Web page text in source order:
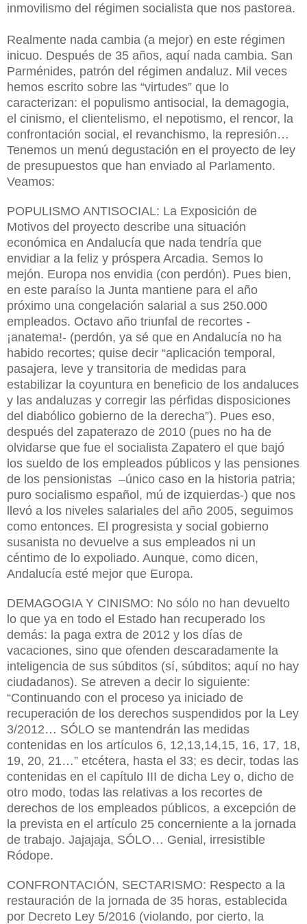
inmovilismo del régimen socialista que nos pastorea.
Realmente nada cambia (a mejor) en este régimen
inicuo. Después de 35 años, aquí nada cambia. San
Parménides, patrón del régimen andaluz. Mil veces
hemos escrito sobre las “virtudes” que lo
caracterizan: el populismo antisocial, la demagogia,
el cinismo, el clientelismo, el nepotismo, el rencor, la
confrontación social, el revanchismo, la represión…
Tenemos un menú degustación en el proyecto de ley
de presupuestos que han enviado al Parlamento.
Veamos:
POPULISMO ANTISOCIAL: La Exposición de
Motivos del proyecto describe una situación
económica en Andalucía que nada tendría que
envidiar a la feliz y próspera Arcadia. Semos lo
mejón. Europa nos envidia (con perdón). Pues bien,
en este paraíso la Junta mantiene para el año
próximo una congelación salarial a sus 250.000
empleados. Octavo año triunfal de recortes -
¡anatema!- (perdón, ya sé que en Andalucía no ha
habido recortes; quise decir “aplicación temporal,
pasajera, leve y transitoria de medidas para
estabilizar la coyuntura en beneficio de los andaluces
y las andaluzas y corregir las pérfidas disposiciones
del diabólico gobierno de la derecha”). Pues eso,
después del zapaterazo de 2010 (pues no ha de
olvidarse que fue el socialista Zapatero el que bajó
los sueldo de los empleados públicos y las pensiones
de los pensionistas –único caso en la historia patria;
puro socialismo español, mú de izquierdas-) que nos
llevó a los niveles salariales del año 2005, seguimos
como entonces. El progresista y social gobierno
susanista no devuelve a sus empleados ni un
céntimo de lo expoliado. Aunque, como dicen,
Andalucía esté mejor que Europa.
DEMAGOGIA Y CINISMO: No sólo no han devuelto
lo que ya en todo el Estado han recuperado los
demás: la paga extra de 2012 y los días de
vacaciones, sino que ofenden descaradamente la
inteligencia de sus súbditos (sí, súbditos; aquí no hay
ciudadanos). Se atreven a decir lo siguiente:
“Continuando con el proceso ya iniciado de
recuperación de los derechos suspendidos por la Ley
3/2012… SÓLO se mantendrán las medidas
contenidas en los artículos 6, 12,13,14,15, 16, 17, 18,
19, 20, 21…” etcétera, hasta el 33; es decir, todas las
contenidas en el capítulo III de dicha Ley o, dicho de
otro modo, todas las relativas a los recortes de
derechos de los empleados públicos, a excepción de
la prevista en el artículo 25 concerniente a la jornada
de trabajo. Jajajaja, SÓLO… Genial, irresistible
Ródope.
CONFRONTACIÓN, SECTARISMO: Respecto a la
restauración de la jornada de 35 horas, establecida
por Decreto Ley 5/2016 (violando, por cierto, la